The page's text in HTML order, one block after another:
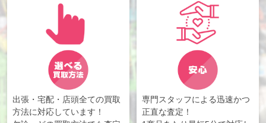
出張・宅配・店頭全ての買取
方法に対応しています！
専門スタッフによる迅速かつ
正直な査定！